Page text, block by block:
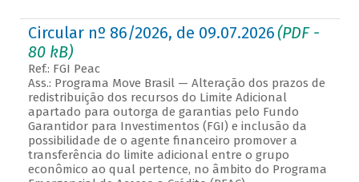
Circular nº 86/2026, de 09.07.2026(PDF -
80 kB)
Ref.: FGI Peac
Ass.: Programa Move Brasil — Alteração dos prazos de
redistribuição dos recursos do Limite Adicional
apartado para outorga de garantias pelo Fundo
Garantidor para Investimentos (FGI) e inclusão da
possibilidade de o agente financeiro promover a
transferência do limite adicional entre o grupo
econômico ao qual pertence, no âmbito do Programa